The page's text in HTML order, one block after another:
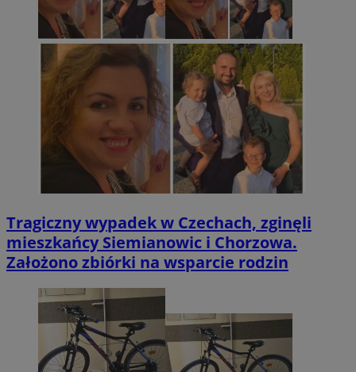
Tragiczny wypadek w Czechach, zginęli
mieszkańcy Siemianowic i Chorzowa.
Założono zbiórki na wsparcie rodzin